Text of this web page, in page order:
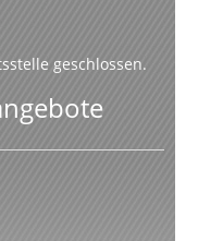
geschlossen.